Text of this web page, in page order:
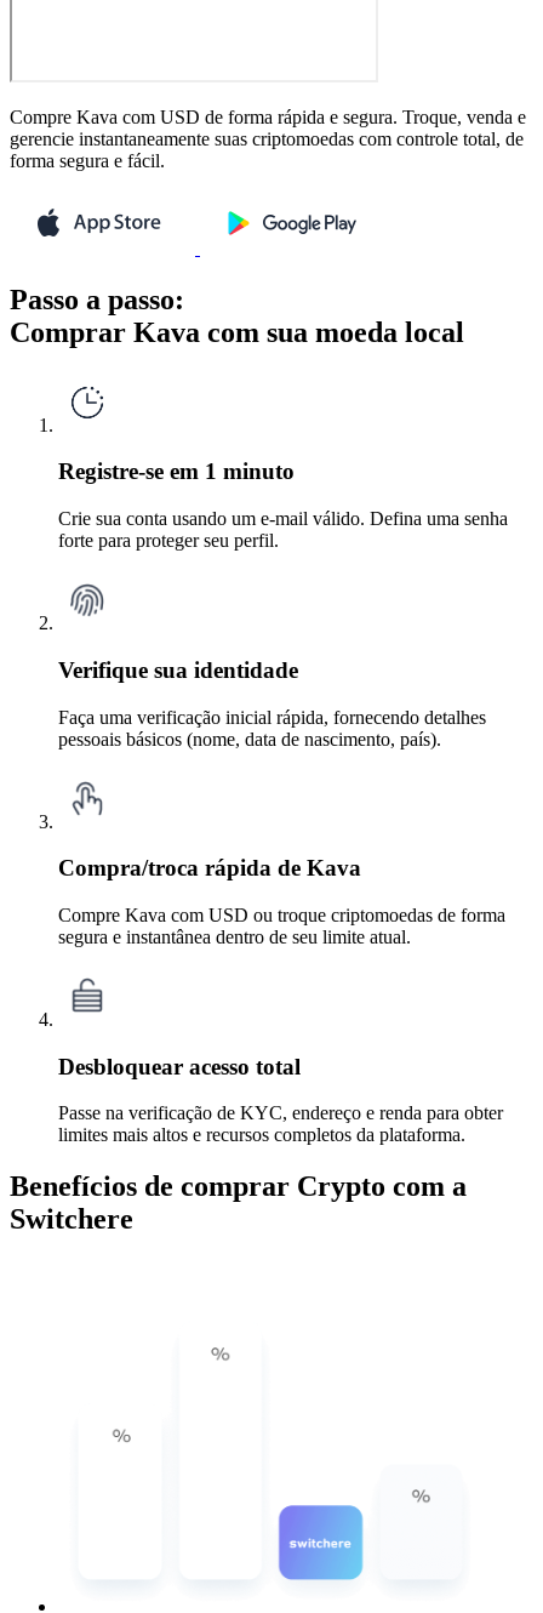
Compre Kava com USD de forma rápida e segura. Troque, venda e
gerencie instantaneamente suas criptomoedas com controle total, de
forma segura e fácil.
Passo a passo:
Comprar Kava com sua moeda local
Registre-se em 1 minuto
Crie sua conta usando um e-mail válido. Defina uma senha
forte para proteger seu perfil.
Verifique sua identidade
Faça uma verificação inicial rápida, fornecendo detalhes
pessoais básicos (nome, data de nascimento, país).
Compra/troca rápida de Kava
Compre Kava com USD ou troque criptomoedas de forma
segura e instantânea dentro de seu limite atual.
Desbloquear acesso total
Passe na verificação de KYC, endereço e renda para obter
limites mais altos e recursos completos da plataforma.
Benefícios de comprar Crypto com a
Switchere